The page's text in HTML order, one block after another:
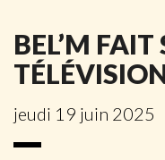
BEL’M FAIT
jeudi 19 juin 2025